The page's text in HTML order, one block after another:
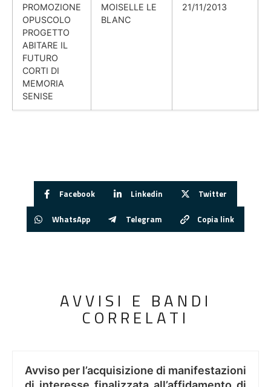
PROMOZIONE
OPUSCOLO
PROGETTO
ABITARE IL
FUTURO
CORTI DI
MEMORIA
SENISE
MOISELLE LE
BLANC
21/11/2013
Facebook Linkedin Twitter
WhatsApp Telegram Copia link
AVVISI E BANDI
CORRELATI
Avviso per l’acquisizione di manifestazioni